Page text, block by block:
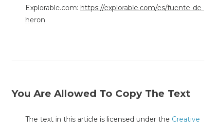
Explorable.com: https://explorable.com/es/fuente-de-
heron
You Are Allowed To Copy The Text
The text in this article is licensed under the Creative